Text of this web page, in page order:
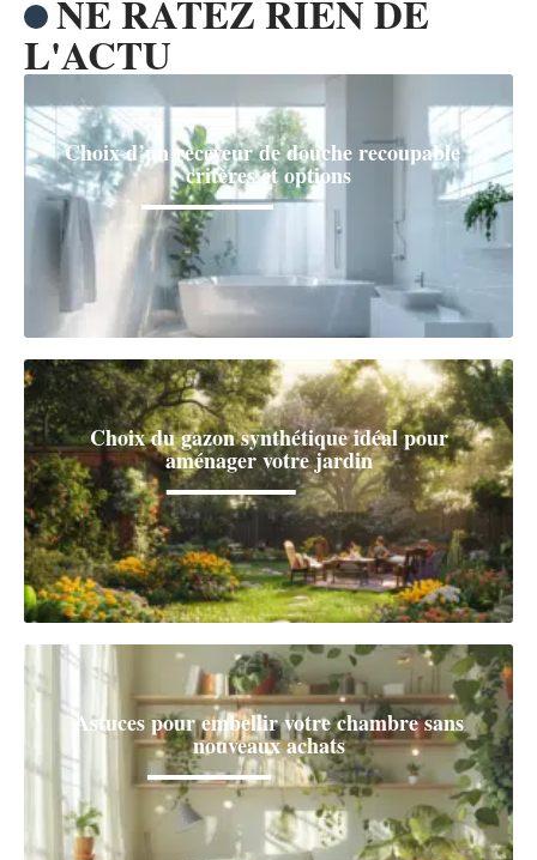
NE RATEZ RIEN DE
L'ACTU
Choix d’un receveur de douche recoupable :
critères et options
Choix du gazon synthétique idéal pour
aménager votre jardin
Astuces pour embellir votre chambre sans
nouveaux achats